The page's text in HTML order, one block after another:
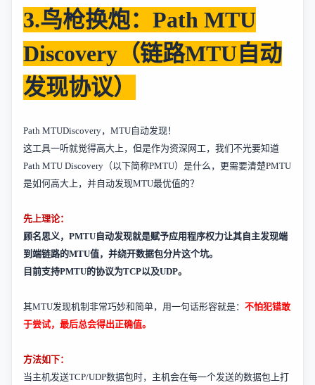
3.鸟枪换炮： Path MTU
Discovery （链路MTU自动
发现协议）
Path MTUDiscovery， MTU自动发现！
这工具一听就觉得高大上，但是作为资深网工，我们不光要知道
Path MTU Discovery （以下简称PMTU） 是什么 ，更需要清楚PMTU
是如何高大上，并自动发现MTU最优值的？
先上理论：
顾名思义， PMTU自动发现就是赋予应用程序权力让其自主发现端
到端链路的MTU值，并绕开数据包分片这个坑。
目前支持PMTU的协议为TCP以及UDP。
其MTU发现机制非常巧妙和简单，用一句话形容就是： 不怕犯错敢
于尝试，最后总会得出正确值。
方法如下：
当主机发送TCP/UDP数据包时，主机会在每一个发送的数据包上打